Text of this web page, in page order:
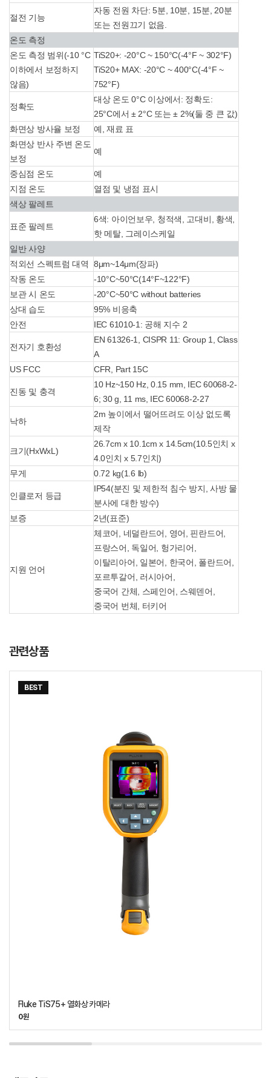
절전 기능
자동 전원 차단: 5분, 10분, 15분, 20분
또는 전원끄기 없음.
온도 측정
온도 측정 범위(-10 °C
이하에서 보정하지
않음)
TiS20+: -20°C ~ 150°C(-4°F ~ 302°F)
TiS20+ MAX: -20°C ~ 400°C(-4°F ~
752°F)
정확도
대상 온도 0°C 이상에서: 정확도:
25°C에서 ± 2°C 또는 ± 2%(둘 중 큰 값)
화면상 방사율 보정
예, 재료 표
화면상 반사 주변 온도
보정
예
중심점 온도
예
지점 온도
열점 및 냉점 표시
색상 팔레트
표준 팔레트
6색: 아이언보우, 청적색, 고대비, 황색,
핫 메탈, 그레이스케일
일반 사양
적외선 스펙트럼 대역
8μm~14μm(장파)
작동 온도
-10°C~50°C(14°F~122°F)
보관 시 온도
-20°C~50°C without batteries
상대 습도
95% 비응축
안전
IEC 61010-1: 공해 지수 2
전자기 호환성
EN 61326-1, CISPR 11: Group 1, Class
A
US FCC
CFR, Part 15C
진동 및 충격
10 Hz~150 Hz, 0.15 mm, IEC 60068-2-
6; 30 g, 11 ms, IEC 60068-2-27
낙하
2m 높이에서 떨어뜨려도 이상 없도록
제작
크기(HxWxL)
26.7cm x 10.1cm x 14.5cm(10.5인치 x
4.0인치 x 5.7인치)
무게
0.72 kg(1.6 lb)
인클로저 등급
IP54(분진 및 제한적 침수 방지, 사방 물
분사에 대한 방수)
보증
2년(표준)
지원 언어
체코어, 네덜란드어, 영어, 핀란드어,
프랑스어, 독일어, 헝가리어,
이탈리아어, 일본어, 한국어, 폴란드어,
포르투갈어, 러시아어,
중국어 간체, 스페인어, 스웨덴어,
중국어 번체, 터키어
관련상품
BEST
Fluke TiS75+ 열화상 카메라
0원